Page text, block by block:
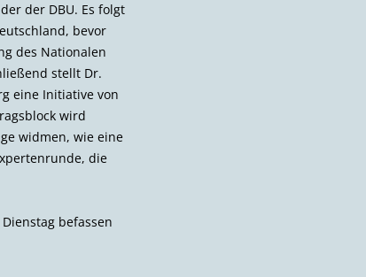
der DBU. Es folgt
bevor
des Nationalen
stellt Dr.
eine Initiative von
wird
widmen, wie eine
die
befassen